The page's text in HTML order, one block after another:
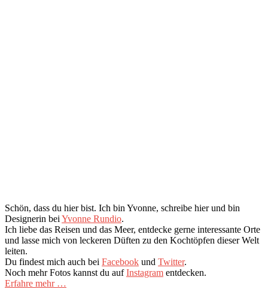
Schön, dass du hier bist. Ich bin Yvonne, schreibe hier und bin
Designerin bei Yvonne Rundio.
Ich liebe das Reisen und das Meer, entdecke gerne interessante Orte
und lasse mich von leckeren Düften zu den Kochtöpfen dieser Welt
leiten.
Du findest mich auch bei Facebook und Twitter.
Noch mehr Fotos kannst du aufInstagram entdecken.
Erfahre mehr …